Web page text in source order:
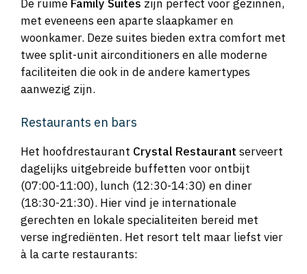
De ruime Family Suites zijn perfect voor gezinnen,
met eveneens een aparte slaapkamer en
woonkamer. Deze suites bieden extra comfort met
twee split-unit airconditioners en alle moderne
faciliteiten die ook in de andere kamertypes
aanwezig zijn.
Restaurants en bars
Het hoofdrestaurant Crystal Restaurant serveert
dagelijks uitgebreide buffetten voor ontbijt
(07:00-11:00), lunch (12:30-14:30) en diner
(18:30-21:30). Hier vind je internationale
gerechten en lokale specialiteiten bereid met
verse ingrediënten. Het resort telt maar liefst vier
à la carte restaurants: